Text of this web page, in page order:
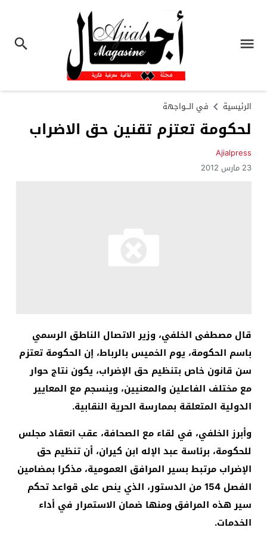
الرئيسية في الـــواجهة
لحكومة تعتزم تقنين حق الاضراب
Ajialpress
23 مارس 2012
قال مصطفى الخلفي، وزير الاتصال الناطق الرسمي
باسم الحكومة، يوم الخميس بالرباط، إن الحكومة تعتزم
سن قانون خاص بتنظيم حق الإضراب، يكون نتاج حوار
مع مختلف الفاعلين والمعنيين، وينسجم مع المعايير
الدولية المتعلقة بممارسة الحرية النقابية.
وأبرز الخلفي، في لقاء مع الصحافة، عقب انعقاد مجلس
للحكومة، برئاسة عبد الإله ابن كيران، أن تنظيم حق
الإضراب مرتبط بسير المرافق العمومية، مذكرا بمضامين
الفصل 154 من الدستور، الذي ينص على قواعد تحكم
سير هذه المرافق ومنها ضمان الاستمرار في أداء
الخدمات.